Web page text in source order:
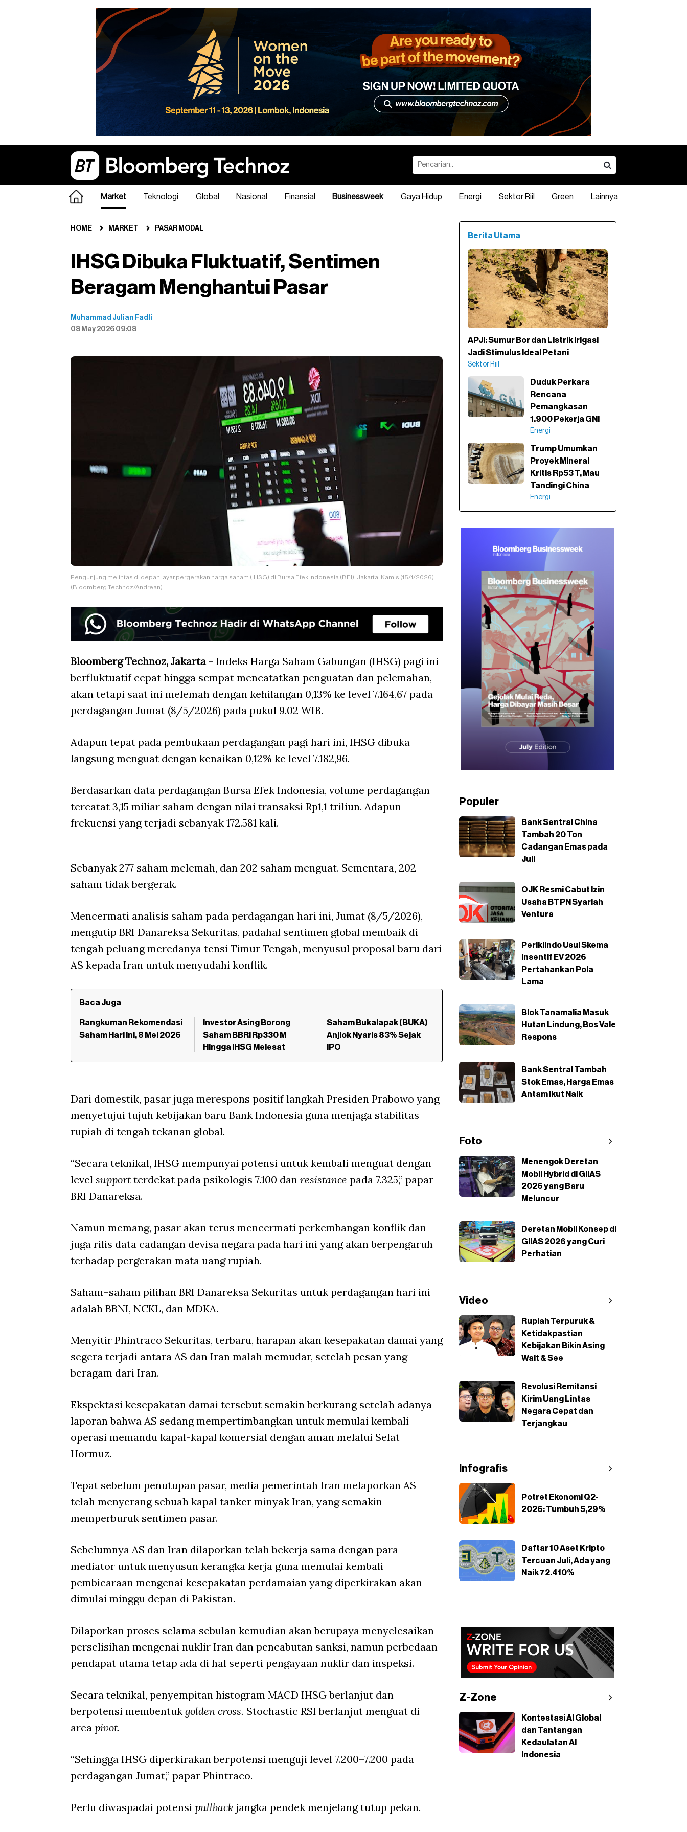
Market Teknologi Global Nasional Finansial Businessweek Gaya Hidup Energi Sektor Riil Green Lainnya
HOME MARKET PASAR MODAL
IHSG Dibuka Fluktuatif, Sentimen
Beragam Menghantui Pasar
Muhammad Julian Fadli
08 May 2026 09:08
Pengunjung melintas di depan layar pergerakan harga saham (IHSG) di Bursa Efek Indonesia (BEI), Jakarta, Kamis (15/1/2026)
(Bloomberg Technoz/Andrean)
Bloomberg Technoz, Jakarta- Indeks Harga Saham Gabungan (IHSG) pagi ini
berfluktuatif cepat hingga sempat mencatatkan penguatan dan pelemahan,
akan tetapi saat ini melemah dengan kehilangan 0,13% ke level 7.164,67 pada
perdagangan Jumat (8/5/2026) pada pukul 9.02 WIB.
Adapun tepat pada pembukaan perdagangan pagi hari ini, IHSG dibuka
langsung menguat dengan kenaikan 0,12% ke level 7.182,96.
Berdasarkan data perdagangan Bursa Efek Indonesia, volume perdagangan
tercatat 3,15 miliar saham dengan nilai transaksi Rp1,1 triliun. Adapun
frekuensi yang terjadi sebanyak 172.581 kali.
Sebanyak 277 saham melemah, dan 202 saham menguat. Sementara, 202
saham tidak bergerak.
Mencermati analisis saham pada perdagangan hari ini, Jumat (8/5/2026),
mengutip BRI Danareksa Sekuritas, padahal sentimen global membaik di
tengah peluang meredanya tensi Timur Tengah, menyusul proposal baru dari
AS kepada Iran untuk menyudahi konflik.
Baca Juga
Rangkuman Rekomendasi
Saham Hari Ini, 8 Mei 2026
Investor Asing Borong
Saham BBRI Rp330 M
Hingga IHSG Melesat
Saham Bukalapak (BUKA)
Anjlok Nyaris 83% Sejak
IPO
Dari domestik, pasar juga merespons positif langkah Presiden Prabowo yang
menyetujui tujuh kebijakan baru Bank Indonesia guna menjaga stabilitas
rupiah di tengah tekanan global.
“Secara teknikal, IHSG mempunyai potensi untuk kembali menguat dengan
level support terdekat pada psikologis 7.100 dan resistance pada 7.325,” papar
BRI Danareksa.
Namun memang, pasar akan terus mencermati perkembangan konflik dan
juga rilis data cadangan devisa negara pada hari ini yang akan berpengaruh
terhadap pergerakan mata uang rupiah.
Saham–saham pilihan BRI Danareksa Sekuritas untuk perdagangan hari ini
adalah BBNI, NCKL, dan MDKA.
Menyitir Phintraco Sekuritas, terbaru, harapan akan kesepakatan damai yang
segera terjadi antara AS dan Iran malah memudar, setelah pesan yang
beragam dari Iran.
Ekspektasi kesepakatan damai tersebut semakin berkurang setelah adanya
laporan bahwa AS sedang mempertimbangkan untuk memulai kembali
operasi memandu kapal-kapal komersial dengan aman melalui Selat
Hormuz.
Tepat sebelum penutupan pasar, media pemerintah Iran melaporkan AS
telah menyerang sebuah kapal tanker minyak Iran, yang semakin
memperburuk sentimen pasar.
Sebelumnya AS dan Iran dilaporkan telah bekerja sama dengan para
mediator untuk menyusun kerangka kerja guna memulai kembali
pembicaraan mengenai kesepakatan perdamaian yang diperkirakan akan
dimulai minggu depan di Pakistan.
Dilaporkan proses selama sebulan kemudian akan berupaya menyelesaikan
perselisihan mengenai nuklir Iran dan pencabutan sanksi, namun perbedaan
pendapat utama tetap ada di hal seperti pengayaan nuklir dan inspeksi.
Secara teknikal, penyempitan histogram MACD IHSG berlanjut dan
berpotensi membentuk golden cross. Stochastic RSI berlanjut menguat di
area pivot.
“Sehingga IHSG diperkirakan berpotensi menguji level 7.200–7.200 pada
perdagangan Jumat,” papar Phintraco.
Perlu diwaspadai potensi pullback jangka pendek menjelang tutup pekan.
Berita Utama
APJI: Sumur Bor dan Listrik Irigasi
Jadi Stimulus Ideal Petani
Sektor Riil
Duduk Perkara
Rencana
Pemangkasan
1.900 Pekerja GNI
Energi
Trump Umumkan
Proyek Mineral
Kritis Rp53 T, Mau
Tandingi China
Energi
Populer
Bank Sentral China
Tambah 20 Ton
Cadangan Emas pada
Juli
OJK Resmi Cabut Izin
Usaha BTPN Syariah
Ventura
Periklindo Usul Skema
Insentif EV 2026
Pertahankan Pola
Lama
Blok Tanamalia Masuk
Hutan Lindung, Bos Vale
Respons
Bank Sentral Tambah
Stok Emas, Harga Emas
Antam Ikut Naik
Foto
Menengok Deretan
Mobil Hybrid di GIIAS
2026 yang Baru
Meluncur
Deretan Mobil Konsep di
GIIAS 2026 yang Curi
Perhatian
Video
Rupiah Terpuruk &
Ketidakpastian
Kebijakan Bikin Asing
Wait & See
Revolusi Remitansi
Kirim Uang Lintas
Negara Cepat dan
Terjangkau
Infografis
Potret Ekonomi Q2-
2026: Tumbuh 5,29%
Daftar 10 Aset Kripto
Tercuan Juli, Ada yang
Naik 72.410%
Z-Zone
Kontestasi AI Global
dan Tantangan
Kedaulatan AI
Indonesia